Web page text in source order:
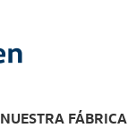
NUESTRA FÁBRICA